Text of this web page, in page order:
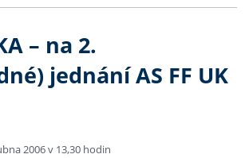
– na 2.
jednání AS FF UK
2006 v 13,30 hodin